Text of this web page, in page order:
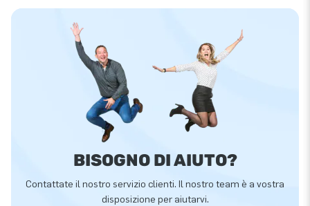
BISOGNO DI AIUTO?
Contattate il nostro servizio clienti. Il nostro team è a vostra
disposizione per aiutarvi.